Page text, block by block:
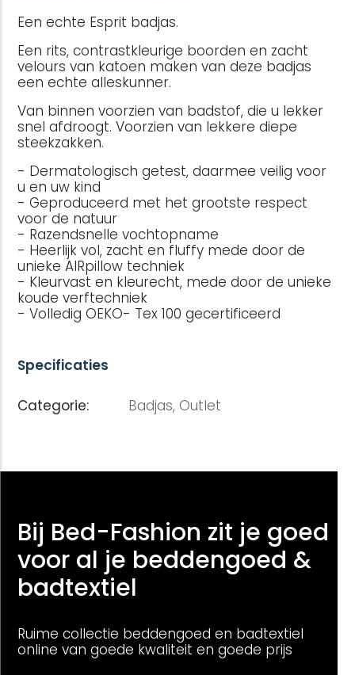
Een echte Esprit badjas.
Een rits, contrastkleurige boorden en zacht
velours van katoen maken van deze badjas
een echte alleskunner.
Van binnen voorzien van badstof, die u lekker
snel afdroogt. Voorzien van lekkere diepe
steekzakken.
- Dermatologisch getest, daarmee veilig voor
u en uw kind
- Geproduceerd met het grootste respect
voor de natuur
- Razendsnelle vochtopname
- Heerlijk vol, zacht en fluffy mede door de
unieke AIRpillow techniek
- Kleurvast en kleurecht, mede door de unieke
koude verftechniek
- Volledig OEKO- Tex 100 gecertificeerd
Specificaties
Categorie: Badjas,Outlet
Bij Bed-Fashion zit je goed
voor al je beddengoed &
badtextiel
Ruime collectie beddengoed en badtextiel
online van goede kwaliteit en goede prijs